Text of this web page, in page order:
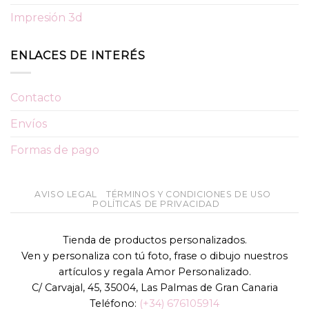
Impresión 3d
ENLACES DE INTERÉS
Contacto
Envíos
Formas de pago
AVISO LEGAL
TÉRMINOS Y CONDICIONES DE USO
POLÍTICAS DE PRIVACIDAD
Tienda de productos personalizados.
Ven y personaliza con tú foto, frase o dibujo nuestros
artículos y regala Amor Personalizado.
C/ Carvajal, 45, 35004, Las Palmas de Gran Canaria
Teléfono: (+34) 676105914